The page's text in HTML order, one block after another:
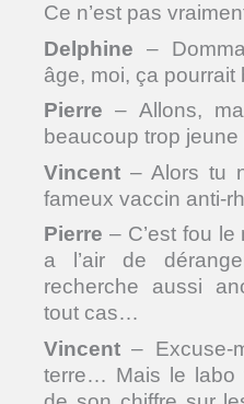
Ce n’est pas
Delphine –
âge, moi, ça pourrait
Pierre – Allons,
beaucoup trop jeune
Vincent – Alors tu
fameux vaccin anti-
Pierre – C’est fou
a l’air de
recherche aussi
tout cas…
Vincent – Excuse-
terre… Mais le labo